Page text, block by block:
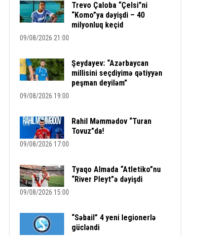
Trevo Çaloba “Çelsi”ni
“Komo”ya dəyişdi – 40
milyonluq keçid
09/08/2026 21:00
Şeydayev: “Azərbaycan
millisini seçdiyimə qətiyyən
peşman deyiləm”
09/08/2026 19:00
Rahil Məmmədov “Turan
Tovuz”da!
09/08/2026 17:00
Tyaqo Almada “Atletiko”nu
“River Pleyt”ə dəyişdi
09/08/2026 15:00
“Səbail” 4 yeni legionerlə
gücləndi